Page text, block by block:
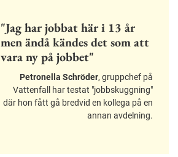
"Jag har jobbat här i 13 år
men ändå kändes det som att
vara ny på jobbet"
Petronella Schröder, gruppchef på
Vattenfall har testat "jobbskuggning"
där hon fått gå bredvid en kollega på en
annan avdelning.